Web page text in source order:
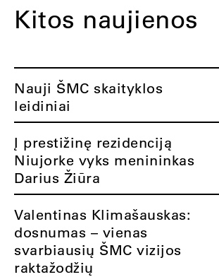
Kitos naujienos
Nauji ŠMC skaityklos
leidiniai
Į prestižinę rezidenciją
Niujorke vyks menininkas
Darius Žiūra
Valentinas Klimašauskas:
dosnumas – vienas
svarbiausių ŠMC vizijos
raktažodžių